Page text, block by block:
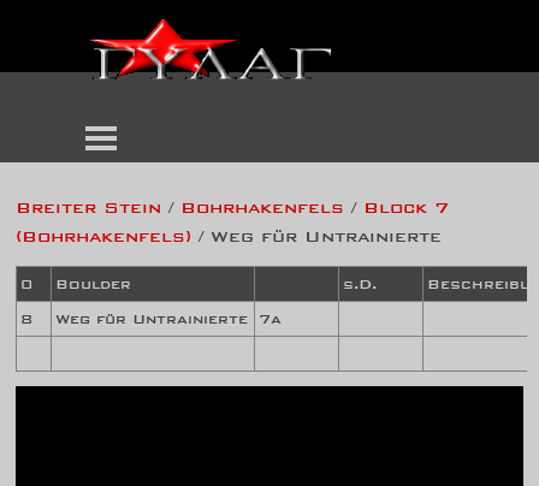
Breiter Stein / Bohrhakenfels / Block 7
(Bohrhakenfels) / Weg für Untrainierte
0 Boulder s.D.
8 Weg für Untrainierte 7a